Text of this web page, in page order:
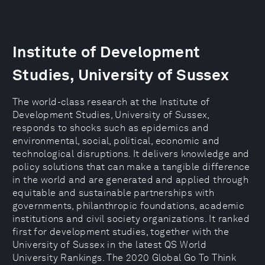
Institute of Development
Studies, University of Sussex
The world-class research at the Institute of
Development Studies, University of Sussex,
responds to shocks such as epidemics and
environmental, social, political, economic and
technological disruptions. It delivers knowledge and
policy solutions that can make a tangible difference
in the world and are generated and applied through
equitable and sustainable partnerships with
governments, philanthropic foundations, academic
institutions and civil society organizations. It ranked
first for development studies, together with the
University of Sussex in the latest QS World
University Rankings. The 2020 Global Go To Think